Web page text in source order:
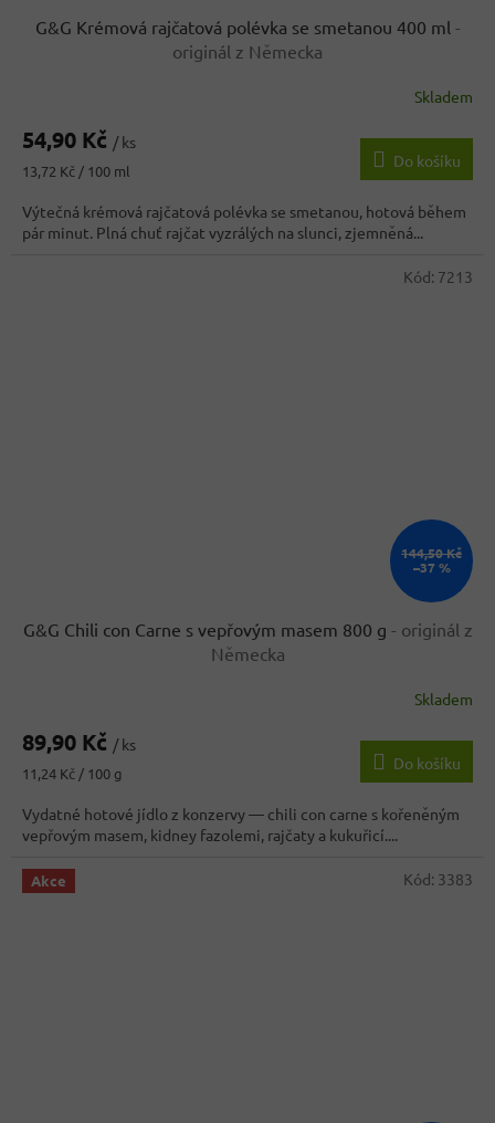
G&G Krémová rajčatová polévka se smetanou 400 ml -
originál z Německa
produktu
4,2
z
5
hvězdiček.
Skladem
54,90 Kč / ks
Měrná
13,72 Kč / 100 ml
Do košíku
Výtečná krémová rajčatová polévka se smetanou, hotová během
pár minut. Plná chuť rajčat vyzrálých na slunci, zjemněná...
144,50 Kč
–37 %
G&G Chili con Carne s vepřovým masem 800 g - originál z
Německa
produktu
3,8
z
5
hvězdiček.
Skladem
89,90 Kč / ks
Měrná
11,24 Kč / 100 g
Do košíku
Vydatné hotové jídlo z konzervy — chili con carne s kořeněným
vepřovým masem, kidney fazolemi, rajčaty a kukuřicí....
Kód: 7213
Akce Kód: 3383